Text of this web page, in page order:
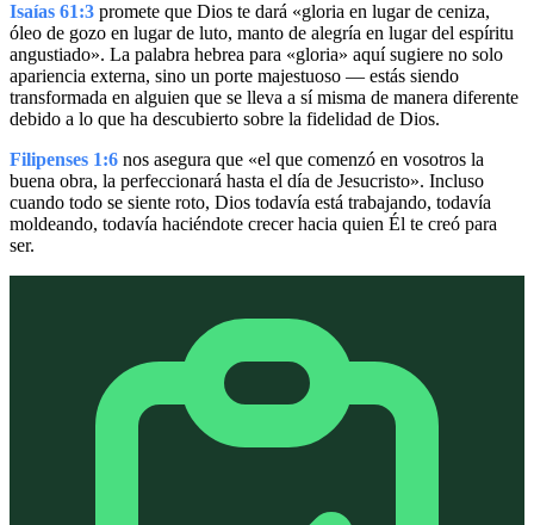
Isaías 61:3 promete que Dios te dará «gloria en lugar de ceniza,
óleo de gozo en lugar de luto, manto de alegría en lugar del espíritu
angustiado». La palabra hebrea para «gloria» aquí sugiere no solo
apariencia externa, sino un porte majestuoso — estás siendo
transformada en alguien que se lleva a sí misma de manera diferente
debido a lo que ha descubierto sobre la fidelidad de Dios.
Filipenses 1:6 nos asegura que «el que comenzó en vosotros la
buena obra, la perfeccionará hasta el día de Jesucristo». Incluso
cuando todo se siente roto, Dios todavía está trabajando, todavía
moldeando, todavía haciéndote crecer hacia quien Él te creó para
ser.